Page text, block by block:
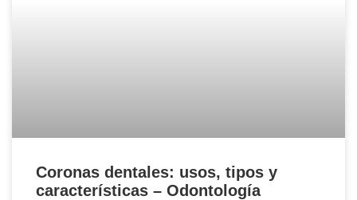
Coronas dentales: usos, tipos y
características – Odontología